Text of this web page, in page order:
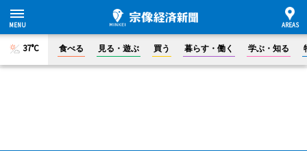
37°C 食べる 見る・遊ぶ 買う 暮らす・働く 学ぶ・知る